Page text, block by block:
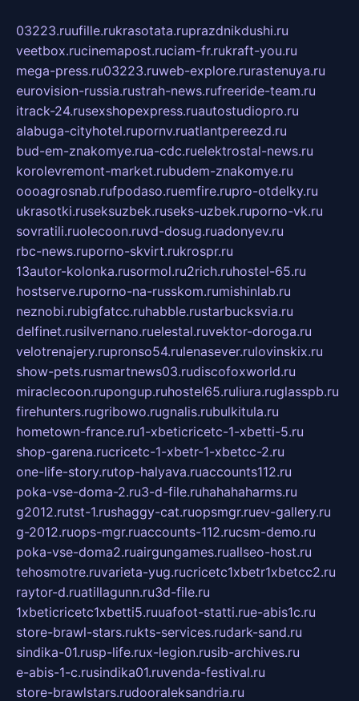
03223.ruufille.rukrasotata.ruprazdnikdushi.ru
veetbox.rucinemapost.ruciam-fr.rukraft-you.ru
mega-press.ru03223.ruweb-explore.rurastenuya.ru
eurovision-russia.rustrah-news.rufreeride-team.ru
itrack-24.rusexshopexpress.ruautostudiopro.ru
alabuga-cityhotel.rupornv.ruatlantpereezd.ru
bud-em-znakomye.rua-cdc.ruelektrostal-news.ru
korolevremont-market.rubudem-znakomye.ru
oooagrosnab.rufpodaso.ruemfire.rupro-otdelky.ru
ukrasotki.ruseksuzbek.ruseks-uzbek.ruporno-vk.ru
sovratili.ruolecoon.ruvd-dosug.ruadonyev.ru
rbc-news.ruporno-skvirt.rukrospr.ru
13autor-kolonka.rusormol.ru2rich.ruhostel-65.ru
hostserve.ruporno-na-russkom.rumishinlab.ru
neznobi.rubigfatcc.ruhabble.rustarbucksvia.ru
delfinet.rusilvernano.ruelestal.ruvektor-doroga.ru
velotrenajery.rupronso54.rulenasever.rulovinskix.ru
show-pets.rusmartnews03.rudiscofoxworld.ru
miraclecoon.rupongup.ruhostel65.ruliura.ruglasspb.ru
firehunters.rugribowo.rugnalis.rubulkitula.ru
hometown-france.ru1-xbeticricetc-1-xbetti-5.ru
shop-garena.rucricetc-1-xbetr-1-xbetcc-2.ru
one-life-story.rutop-halyava.ruaccounts112.ru
poka-vse-doma-2.ru3-d-file.ruhahahaharms.ru
g2012.rutst-1.rushaggy-cat.ruopsmgr.ruev-gallery.ru
g-2012.ruops-mgr.ruaccounts-112.rucsm-demo.ru
poka-vse-doma2.ruairgungames.ruallseo-host.ru
tehosmotre.ruvarieta-yug.rucricetc1xbetr1xbetcc2.ru
raytor-d.ruatillagunn.ru3d-file.ru
1xbeticricetc1xbetti5.ruuafoot-statti.rue-abis1c.ru
store-brawl-stars.rukts-services.rudark-sand.ru
sindika-01.rusp-life.rux-legion.rusib-archives.ru
e-abis-1-c.rusindika01.ruvenda-festival.ru
store-brawlstars.rudooraleksandria.ru